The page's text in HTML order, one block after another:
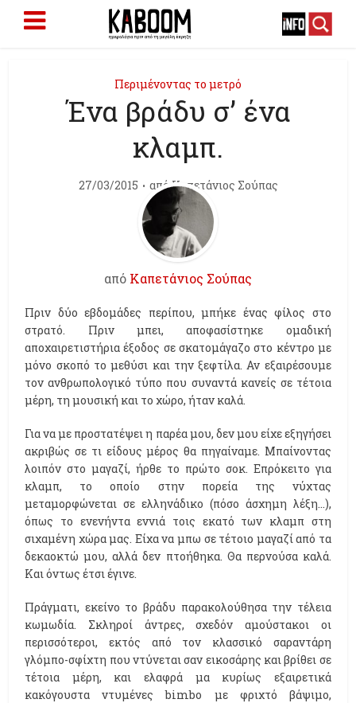
Περιμένοντας το μετρό
Ένα βράδυ σ’ ένα
κλαμπ.
27/03/2015 απόΚαπετάνιος Σούπας
από Καπετάνιος Σούπας
Πριν δύο εβδομάδες περίπου, μπήκε ένας φίλος στο
στρατό. Πριν μπει, αποφασίστηκε ομαδική
αποχαιρετιστήρια έξοδος σε σκατομάγαζο στο κέντρο με
μόνο σκοπό το μεθύσι και την ξεφτίλα. Αν εξαιρέσουμε
τον ανθρωπολογικό τύπο που συναντά κανείς σε τέτοια
μέρη, τη μουσική και το χώρο, ήταν καλά.
Για να με προστατέψει η παρέα μου, δεν μου είχε εξηγήσει
ακριβώς σε τι είδους μέρος θα πηγαίναμε. Μπαίνοντας
λοιπόν στο μαγαζί, ήρθε το πρώτο σοκ. Επρόκειτο για
κλαμπ, το οποίο στην πορεία της νύχτας
μεταμορφώνεται σε ελληνάδικο (πόσο άσχημη λέξη...),
όπως το ενενήντα εννιά τοις εκατό των κλαμπ στη
σιχαμένη χώρα μας. Είχα να μπω σε τέτοιο μαγαζί από τα
δεκαοκτώ μου, αλλά δεν πτοήθηκα. Θα περνούσα καλά.
Και όντως έτσι έγινε.
Πράγματι, εκείνο το βράδυ παρακολούθησα την τέλεια
κωμωδία. Σκληροί άντρες, σχεδόν αμούστακοι οι
περισσότεροι, εκτός από τον κλασσικό σαραντάρη
γλόμπο-σφίχτη που ντύνεται σαν εικοσάρης και βρίθει σε
τέτοια μέρη, και ελαφρά μα κυρίως εξαιρετικά
κακόγουστα ντυμένες bimbo με φριχτό βάψιμο,